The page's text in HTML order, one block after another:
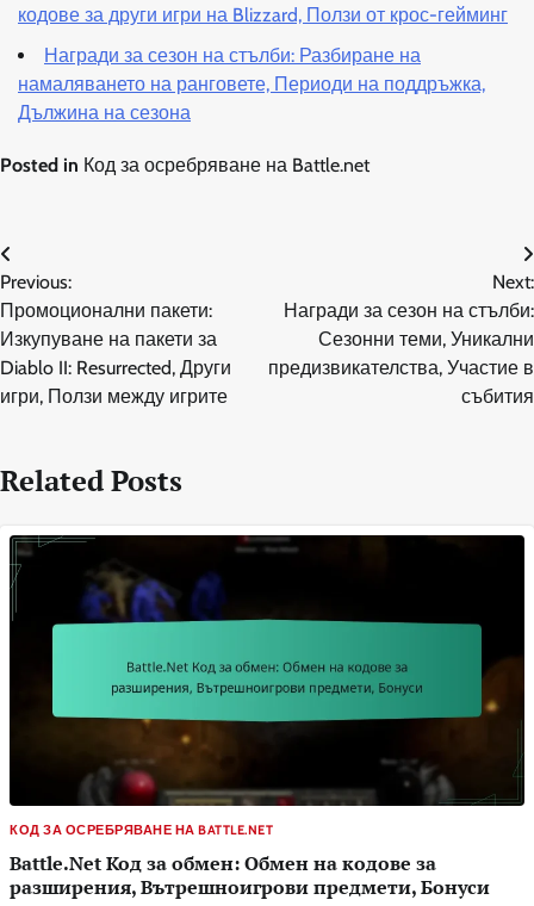
кодове за други игри на Blizzard, Ползи от крос-гейминг
Награди за сезон на стълби: Разбиране на
намаляването на ранговете, Периоди на поддръжка,
Дължина на сезона
Posted in Код за осребряване на Battle.net
Post
navigation
Previous:
Промоционални пакети:
Изкупуване на пакети за
Diablo II: Resurrected, Други
игри, Ползи между игрите
Next:
Награди за сезон на стълби:
Сезонни теми, Уникални
предизвикателства, Участие в
събития
Related Posts
КОД ЗА ОСРЕБРЯВАНЕ НА BATTLE.NET
Battle.Net Код за обмен: Обмен на кодове за
разширения, Вътрешноигрови предмети, Бонуси